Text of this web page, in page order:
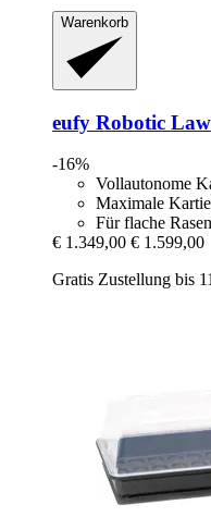
Warenkorb
eufy Robotic
-16%
Vollautonome
Maximale
Für flache
€ 1.349,00 € 1.599,00
Gratis Zustellung bis